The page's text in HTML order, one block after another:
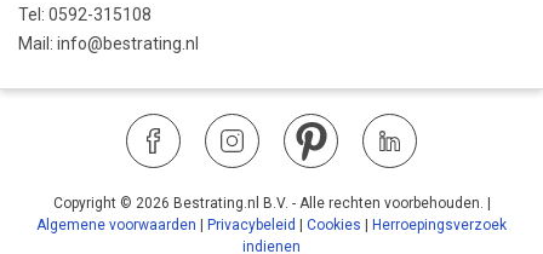
Tel: 0592-315108
Mail: info@bestrating.nl
Copyright © 2026 Bestrating.nl B.V. - Alle rechten voorbehouden.
Algemene voorwaarden
Privacybeleid Cookies
Herroepingsverzoek
indienen